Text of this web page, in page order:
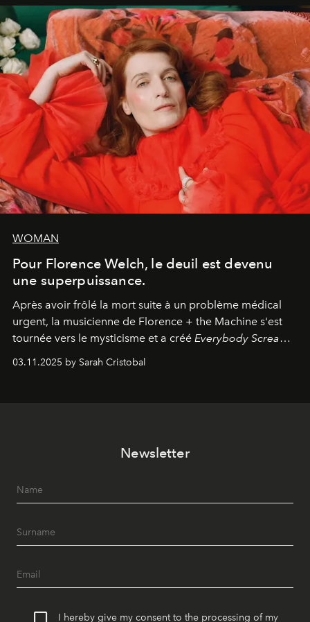
WOMAN
Pour Florence Welch, le deuil est devenu
une superpuissance.
Après avoir frôlé la mort suite à un problème médical
urgent, la musicienne de Florence + the Machine s'est
tournée vers le mysticisme et a créé Everybody Scream
l'un de ses albums les plus profonds à ce jour.
03.11.2025 by Sarah Cristobal
Newsletter
I hereby give my consent to the processing of my